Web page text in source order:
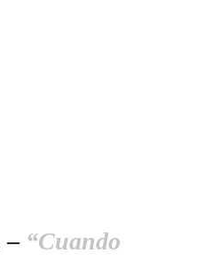
– “Cuando